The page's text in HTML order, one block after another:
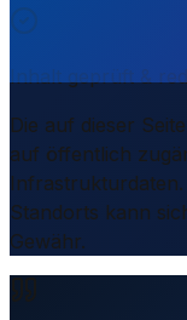
Die auf dieser
auf öffentlich
Infrastrukturdaten.
Standorts kann
Gewähr.